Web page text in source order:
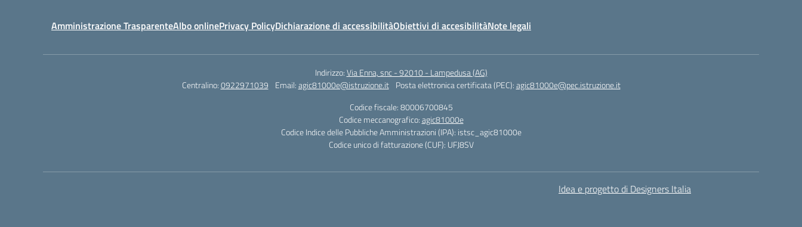
Amministrazione TrasparenteAlbo onlinePrivacy PolicyDichiarazione di accessibilitàObiettivi di accesibilitàNote legali
Indirizzo:Via Enna, snc - 92010 - Lampedusa (AG)
Centralino:0922971039 Email:agic81000e@istruzione.it Posta elettronica certificata (PEC):agic81000e@pec.istruzione.it
Codice fiscale: 80006700845
Codice meccanografico:agic81000e
Codice Indice delle Pubbliche Amministrazioni (IPA): istsc_agic81000e
Codice unico di fatturazione (CUF): UFJ8SV
Idea e progetto di Designers Italia